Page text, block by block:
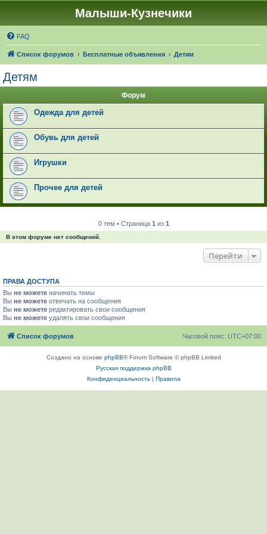
Малыши-Кузнечики
FAQ
Список форумов Бесплатные объявления Детям
Детям
Форум
Одежда для детей
Обувь для детей
Игрушки
Прочее для детей
0 тем • Страница 1 из 1
В этом форуме нет сообщений.
Перейти
ПРАВА ДОСТУПА
Вы не можете начинать темы
Вы не можете отвечать на сообщения
Вы не можете редактировать свои сообщения
Вы не можете удалять свои сообщения
Список форумов Часовой пояс: UTC+07:00
Создано на основе phpBB® Forum Software © phpBB Limited
Русская поддержка phpBB
Конфиденциальность| Правила